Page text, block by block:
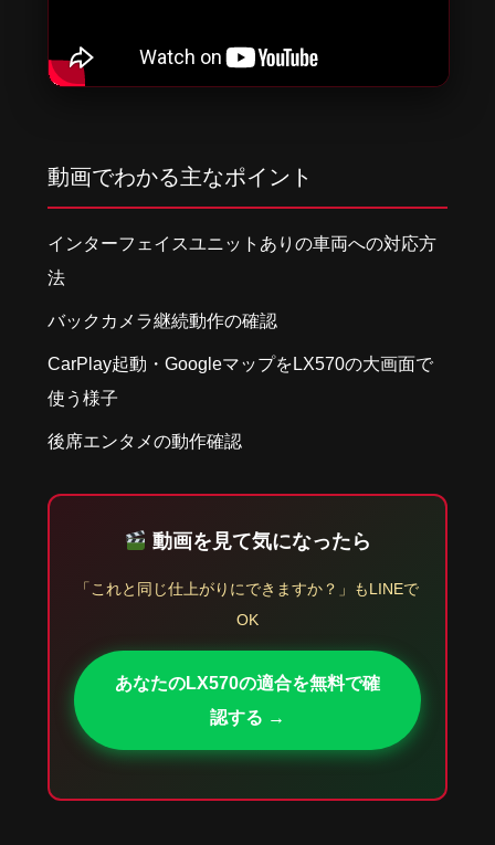
動画でわかる主なポイント
インターフェイスユニットありの車両への対応方
法
バックカメラ継続動作の確認
CarPlay起動・GoogleマップをLX570の大画面で
使う様子
後席エンタメの動作確認
動画を見て気になったら
「これと同じ仕上がりにできますか？」もLINEで
OK
あなたのLX570の適合を無料で確
認する →